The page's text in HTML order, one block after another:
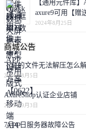
【通用元件库
axure9可用【赠
2024年8月25日
商城公告
下载的文件无法解压怎么
2024年8月5日
AxureShop认证企业店铺
2023年9月3日
7月4 日服务器故障公告